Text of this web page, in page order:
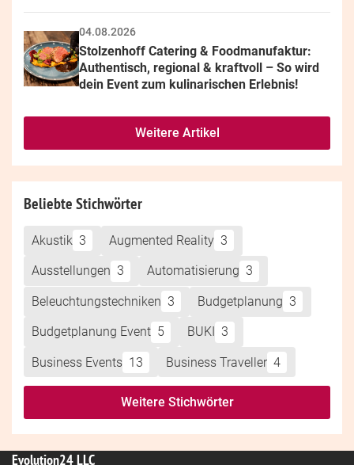
04.08.2026
Stolzenhoff Catering & Foodmanufaktur:
Authentisch, regional & kraftvoll – So wird
dein Event zum kulinarischen Erlebnis!
Weitere Artikel
Beliebte Stichwörter
Akustik 3 Augmented Reality 3
Ausstellungen 3 Automatisierung 3
Beleuchtungstechniken 3 Budgetplanung 3
Budgetplanung Event 5 BUKI 3
Business Events 13 Business Traveller 4
Weitere Stichwörter
Evolution24 LLC